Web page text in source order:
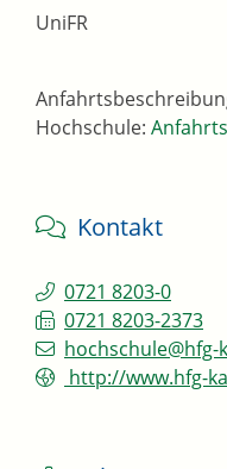
UniFR
Hochschule:
Kontakt
0721 8203-0
0721 8203-2373
http://www.hfg-